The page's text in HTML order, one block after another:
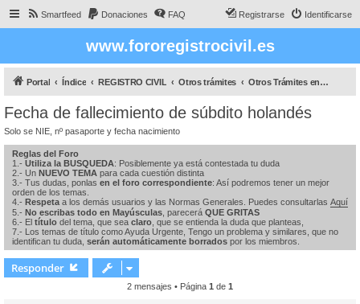
Smartfeed Donaciones FAQ Identificarse
Registrarse
www.fororegistrocivil.es
Portal Índice REGISTRO CIVIL Otros trámites Otros Trámites en el RC
Fecha de fallecimiento de súbdito holandés
Solo se NIE, nº pasaporte y fecha nacimiento
Reglas del Foro
1.- Utiliza la BUSQUEDA: Posiblemente ya está contestada tu duda
2.- Un NUEVO TEMA para cada cuestión distinta
3.- Tus dudas, ponlas en el foro correspondiente: Así podremos tener un mejor
orden de los temas.
4.- Respeta a los demás usuarios y las Normas Generales. Puedes consultarlas Aquí
5.- No escribas todo en Mayúsculas , parecerá QUE GRITAS
6.- El título del tema, que sea claro , que se entienda la duda que planteas,
7.- Los temas de título como Ayuda Urgente, Tengo un problema y similares, que no
identifican tu duda, serán automáticamente borrados por los miembros.
Responder
2 mensajes • Página 1 de 1